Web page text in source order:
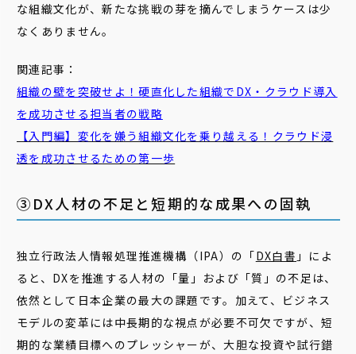
な組織文化が、新たな挑戦の芽を摘んでしまうケースは少
なくありません。
関連記事：
組織の壁を突破せよ！硬直化した組織でDX・クラウド導入
を成功させる担当者の戦略
【入門編】変化を嫌う組織文化を乗り越える！クラウド浸
透を成功させるための第一歩
③DX人材の不足と短期的な成果への固執
独立行政法人情報処理推進機構（IPA）の「DX白書 」によ
ると、DXを推進する人材の「量」および「質」の不足は、
依然として日本企業の最大の課題です。加えて、ビジネス
モデルの変革には中長期的な視点が必要不可欠ですが、短
期的な業績目標へのプレッシャーが、大胆な投資や試行錯